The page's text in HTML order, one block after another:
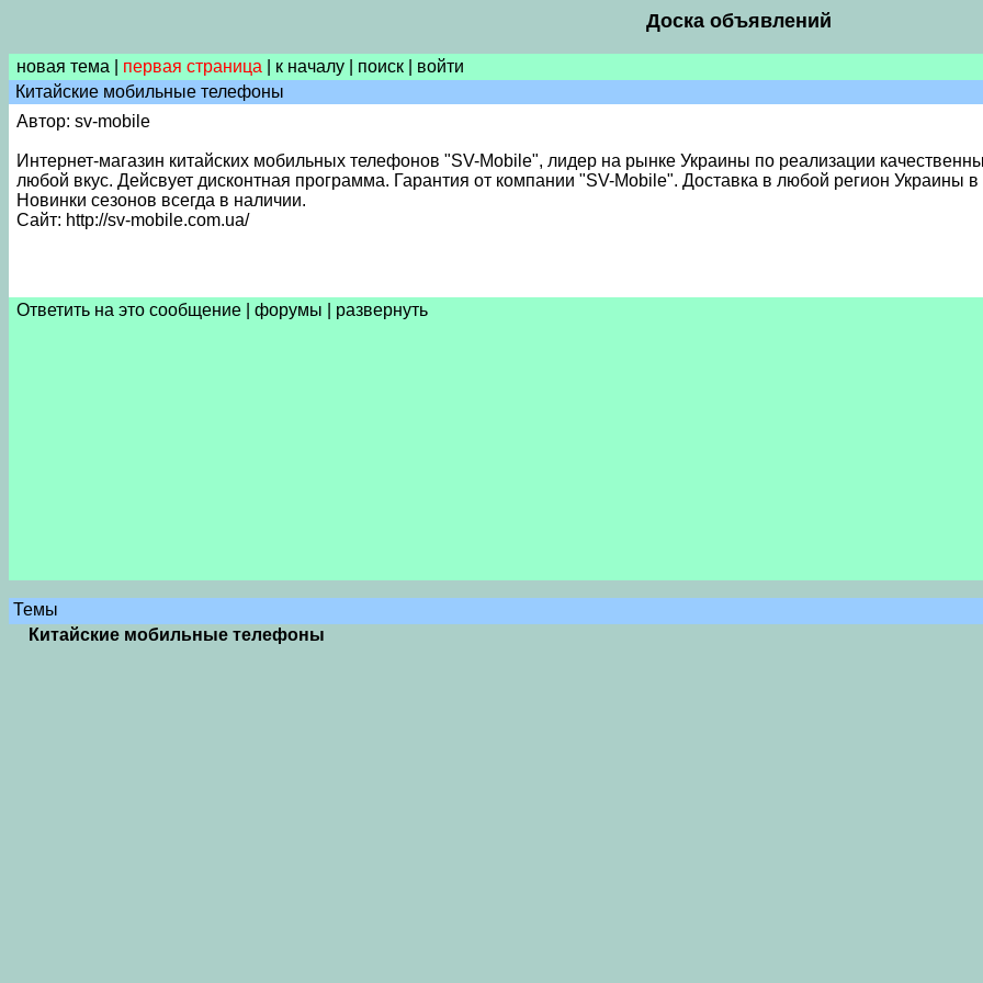
Доска объявлений
новая тема первая страница к началу поиск войти
Китайские мобильные телефоны
Автор: sv-mobile
Интернет-магазин китайских мобильных телефонов "SV-Mobile", лидер на рынке Украины по реализации
любой вкус. Дейсвует дисконтная программа. Гарантия от компании "SV-Mobile". Доставка в любой регион Украины
Новинки сезонов всегда в наличии.
Сайт: http://sv-mobile.com.ua/
Ответить на это сообщение форумы
развернуть
Темы
Китайские мобильные телефоны